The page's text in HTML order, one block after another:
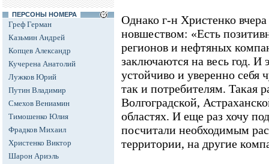
ПЕРСОНЫ НОМЕРА
Греф Герман
Казьмин Андрей
Копцев Александр
Кучерена Анатолий
Лужков Юрий
Путин Владимир
Смехов Вениамин
Тимошенко Юлия
Фрадков Михаил
Христенко Виктор
Шарон Ариэль
Однако г-н Христенко
новшеством: «Есть
регионов и нефтяных
заключаются на весь год. И
устойчиво и уверенно себя
так и потребителям. Такая
Волгоградской,
областях. И еще раз хочу
посчитали необходимым
территории, на другие